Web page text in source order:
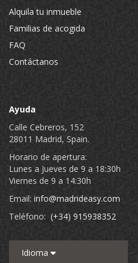
Alquila tu inmueble
Familias de acogida
FAQ
Contáctanos
Ayuda
Calle Cebreros, 152
28011 Madrid, Spain.
Horario de apertura:
Lunes a Jueves de 9 a 18:30h
Viernes de 9 a 14:30h
Email: info@madrideasy.com
Teléfono: (+34) 915938352
Idioma